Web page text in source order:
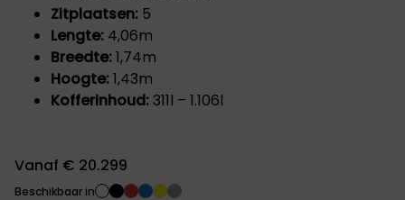
Zitplaatsen: 5
Lengte: 4,06m
Breedte:1,74m
Hoogte:1,43m
Kofferinhoud: 311l – 1.106l
Vanaf € 20.299
Beschikbaar in